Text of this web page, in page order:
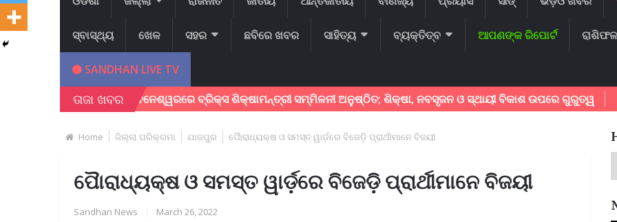
ସ୍ବାସ୍ଥ୍ୟ ଖେଳ ସହର ଛବିରେ ଖବର ସାହିତ୍ୟ ବ୍ୟକ୍ତିତ୍ବ ଆପଣଙ୍କ ରିପୋର୍ଟ ରାଶିଫଳ
SANDHAN LIVE TV
ତାଜା ଖବର
ଭୁବନେଶ୍ୱରରେ ବ୍ରିକ୍ସ ଶିକ୍ଷାମନ୍ତ୍ରୀ ସମ୍ମିଳନୀ ଅନୁଷ୍ଠିତ; ଶିକ୍ଷା, ନବସୃଜନ ଓ ସ୍ଥାୟୀ ବିକାଶ ଉପରେ ଗୁରୁତ୍ୱ
Home ଜିଲ୍ଲା ପରିକ୍ରମା ଯାଜପୁର ପୈାରାଧ୍ୟକ୍ଷ ଓ ସମସ୍ତ ୱାର୍ଡ଼ରେ ବିଜେଡ଼ି ପ୍ରାର୍ଥୀମାନେ ବିଜୟୀ
ପୈାରାଧ୍ୟକ୍ଷ ଓ ସମସ୍ତ ୱାର୍ଡ଼ରେ ବିଜେଡ଼ି ପ୍ରାର୍ଥୀମାନେ ବିଜୟୀ
Sandhan News March 26, 2022